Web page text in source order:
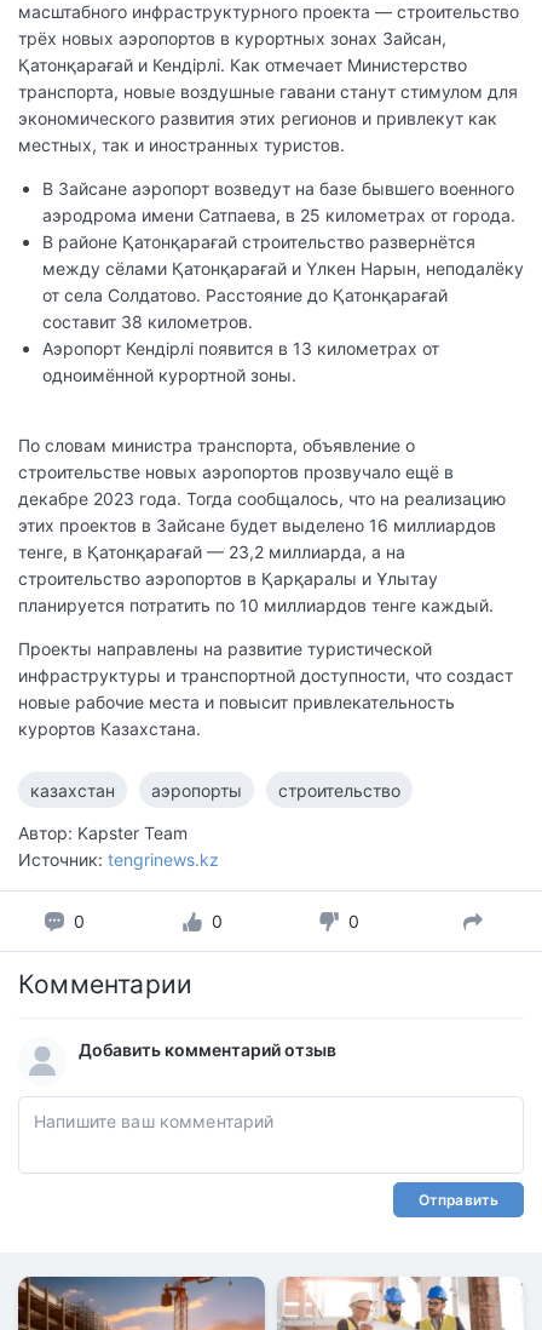
масштабного инфраструктурного проекта — строительство
трёх новых аэропортов в курортных зонах Зайсан,
Қатонқарағай и Кендірлі. Как отмечает Министерство
транспорта, новые воздушные гавани станут стимулом для
экономического развития этих регионов и привлекут как
местных, так и иностранных туристов.
В Зайсане аэропорт возведут на базе бывшего военного
аэродрома имени Сатпаева, в 25 километрах от города.
В районе Қатонқарағай строительство развернётся
между сёлами Қатонқарағай и Үлкен Нарын, неподалёку
от села Солдатово. Расстояние до Қатонқарағай
составит 38 километров.
Аэропорт Кендірлі появится в 13 километрах от
одноимённой курортной зоны.
По словам министра транспорта, объявление о
строительстве новых аэропортов прозвучало ещё в
декабре 2023 года. Тогда сообщалось, что на реализацию
этих проектов в Зайсане будет выделено 16 миллиардов
тенге, в Қатонқарағай — 23,2 миллиарда, а на
строительство аэропортов в Қарқаралы и Ұлытау
планируется потратить по 10 миллиардов тенге каждый.
Проекты направлены на развитие туристической
инфраструктуры и транспортной доступности, что создаст
новые рабочие места и повысит привлекательность
курортов Казахстана.
казахстан аэропорты строительство
Автор: Kapster Team
Источник: tengrinews.kz
0 0 0
Комментарии
Добавить комментарий отзыв
Отправить